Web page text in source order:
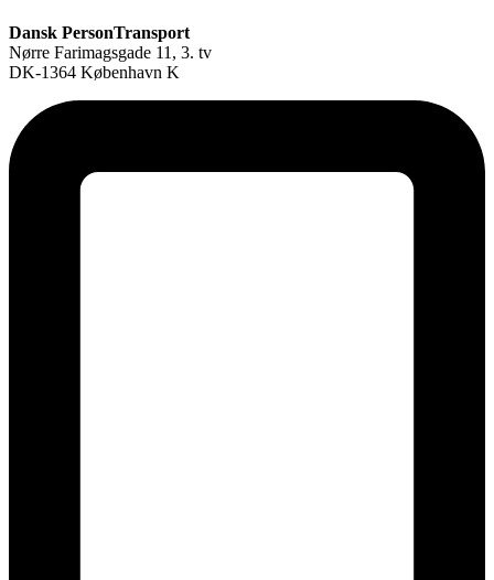
Dansk PersonTransport
Nørre Farimagsgade 11, 3. tv
DK-1364 København K